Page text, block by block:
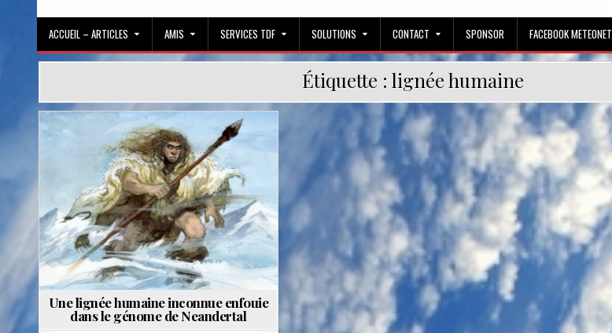
ACCUEIL – ARTICLES AMIS SERVICES TDF SOLUTIONS CONTACT SPONSOR FACEBOOK METEONET
Étiquette :lignée humaine
Posted
in
Une lignée humaine inconnue enfouie
dans le génome de Neandertal